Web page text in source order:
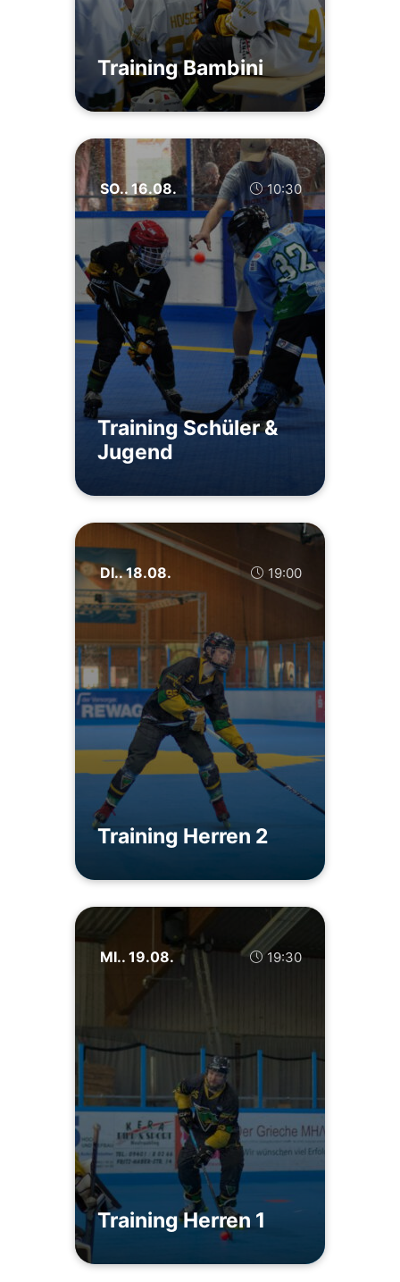
Training Bambini
SO.. 16.08. 10:30
Training Schüler &
Jugend
DI.. 18.08. 19:00
Training Herren 2
MI.. 19.08. 19:30
Training Herren 1